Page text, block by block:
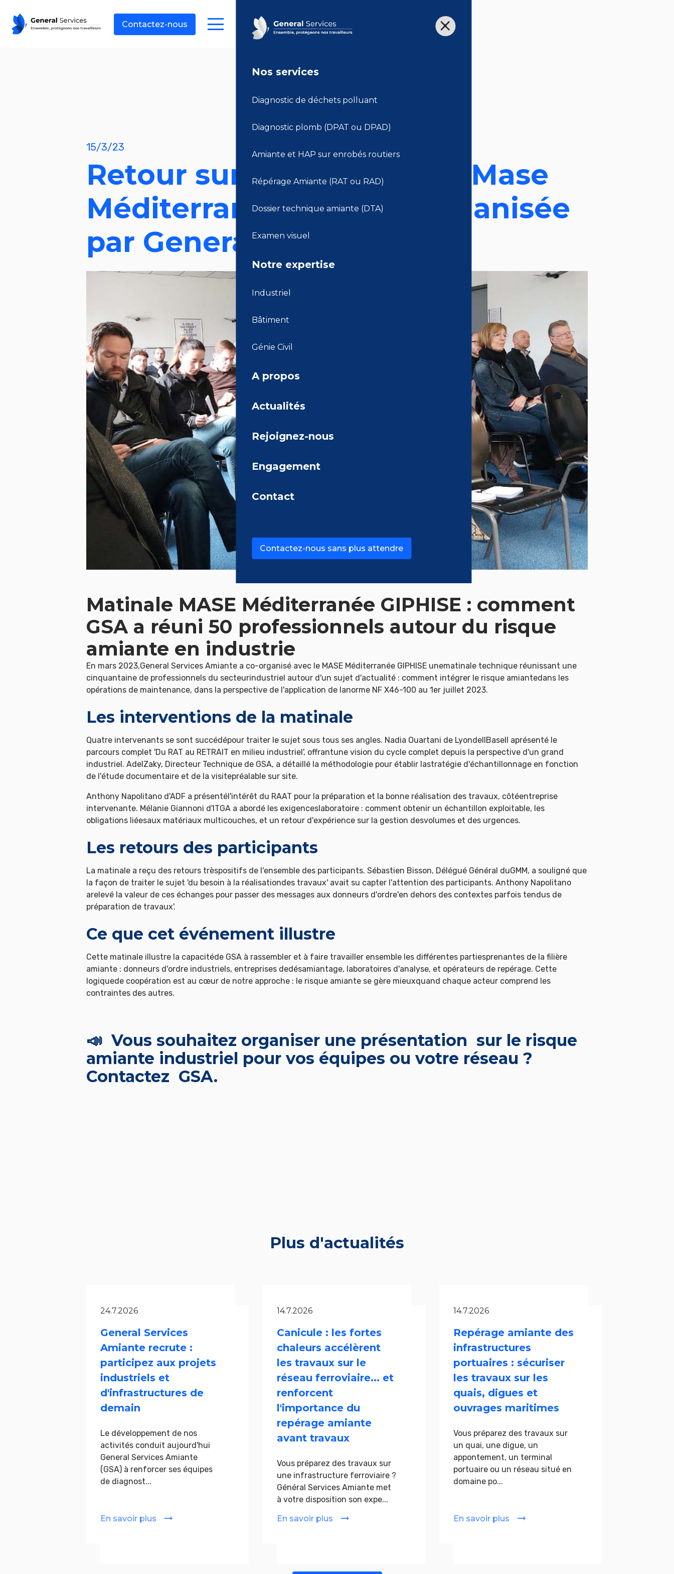
Nos services
Diagnostic de déchets polluant
Diagnostic plomb (DPAT ou DPAD)
Amiante et HAP sur enrobés routiers
Répérage Amiante (RAT ou RAD)
Dossier technique amiante (DTA)
Examen visuel
Notre expertise
Industriel
Bâtiment
Génie Civil
A propos
Actualités
Rejoignez-nous
Engagement
Contact
Contactez-nous sans plus attendre
Contactez-nous
Actualités
15/3/23
Retour sur la matinale du Mase
Méditerranée GIPHISE organisée
par General Services
Matinale MASE Méditerranée GIPHISE : comment
GSA a réuni 50 professionnels autour du risque
amiante en industrie
En mars 2023,General Services Amiante a co-organisé avec le MASE Méditerranée GIPHISE unematinale technique réunissant une
cinquantaine de professionnels du secteurindustriel autour d'un sujet d'actualité : comment intégrer le risque amiantedans les
opérations de maintenance, dans la perspective de l'application de lanorme NF X46-100 au 1er juillet 2023.
Les interventions de la matinale
Quatre intervenants se sont succédépour traiter le sujet sous tous ses angles. Nadia Ouartani de LyondellBasell aprésenté le
parcours complet 'Du RAT au RETRAIT en milieu industriel', offrantune vision du cycle complet depuis la perspective d'un grand
industriel. AdelZaky, Directeur Technique de GSA, a détaillé la méthodologie pour établir lastratégie d'échantillonnage en fonction
de l'étude documentaire et de la visitepréalable sur site.
Anthony Napolitano d'ADF a présentél'intérêt du RAAT pour la préparation et la bonne réalisation des travaux, côtéentreprise
intervenante. Mélanie Giannoni d'ITGA a abordé les exigenceslaboratoire : comment obtenir un échantillon exploitable, les
obligations liéesaux matériaux multicouches, et un retour d'expérience sur la gestion desvolumes et des urgences.
Les retours des participants
La matinale a reçu des retours trèspositifs de l'ensemble des participants. Sébastien Bisson, Délégué Général duGMM, a souligné que
la façon de traiter le sujet 'du besoin à la réalisationdes travaux' avait su capter l'attention des participants. Anthony Napolitano
arelevé la valeur de ces échanges pour passer des messages aux donneurs d'ordre'en dehors des contextes parfois tendus de
préparation de travaux'.
Ce que cet événement illustre
Cette matinale illustre la capacitéde GSA à rassembler et à faire travailler ensemble les différentes partiesprenantes de la filière
amiante : donneurs d'ordre industriels, entreprises dedésamiantage, laboratoires d'analyse, et opérateurs de repérage. Cette
logiquede coopération est au cœur de notre approche : le risque amiante se gère mieuxquand chaque acteur comprend les
contraintes des autres.
📣 Vous souhaitez organiser une présentation sur le risque
amiante industriel pour vos équipes ou votre réseau ?
Contactez GSA.
Plus d'actualités
24.7.2026
General Services
Amiante recrute :
participez aux projets
industriels et
d'infrastructures de
demain
Le développement de nos
activités conduit aujourd'hui
General Services Amiante
(GSA) à renforcer ses équipes
de diagnost...
En savoir plus
14.7.2026
Canicule : les fortes
chaleurs accélèrent
les travaux sur le
réseau ferroviaire... et
renforcent
l'importance du
repérage amiante
avant travaux
Vous préparez des travaux sur
une infrastructure ferroviaire ?
Général Services Amiante met
à votre disposition son expe...
En savoir plus
14.7.2026
Repérage amiante des
infrastructures
portuaires : sécuriser
les travaux sur les
quais, digues et
ouvrages maritimes
Vous préparez des travaux sur
un quai, une digue, un
appontement, un terminal
portuaire ou un réseau situé en
domaine po...
En savoir plus